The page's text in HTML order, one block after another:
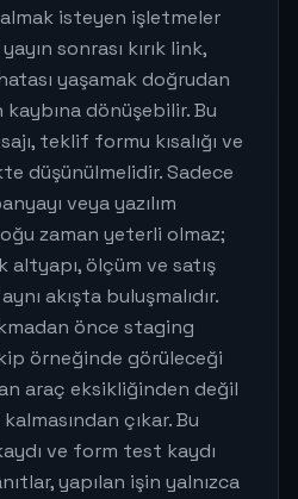
isteyen işletmeler
sonrası kırık link,
yaşamak doğrudan
dönüşebilir. Bu
teklif formu kısalığı ve
düşünülmelidir. Sadece
veya yazılım
zaman yeterli olmaz;
altyapı, ölçüm ve satış
akışta buluşmalıdır.
önce staging
örneğinde görüleceği
araç eksikliğinden değil
çıkar. Bu
ve form test kaydı
yapılan işin yalnızca